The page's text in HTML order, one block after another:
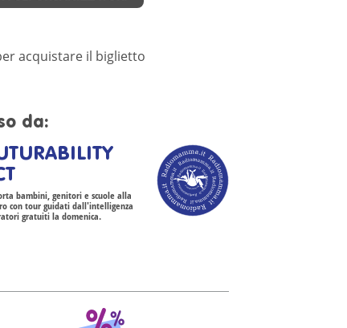
acquistare il biglietto
da:
bambini, genitori e scuole alla
con tour guidati dall'intelligenza
gratuiti la domenica.